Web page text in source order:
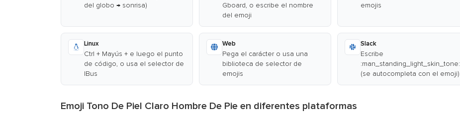
del globo → sonrisa)
Gboard, o escribe el nombre
del emoji
emojis
Linux
Ctrl + Mayús + e luego el punto
de código, o usa el selector de
IBus
Web
Pega el carácter o usa una
biblioteca de selector de
emojis
Slack
Escribe
:man_standing_light_skin_tone:
(se autocompleta con el emoji)
Emoji Tono De Piel Claro Hombre De Pie en diferentes plataformas